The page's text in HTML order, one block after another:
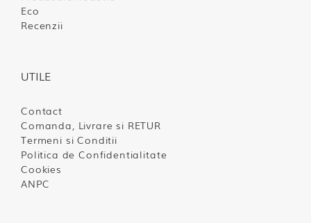
Eco
Recenzii
UTILE
Contact
Comanda, Livrare si RETUR
Termeni si Conditii
Politica de Confidentialitate
Cookies
ANPC